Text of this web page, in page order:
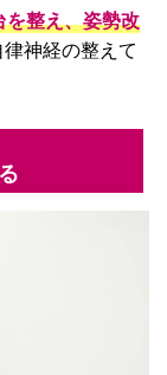
を整え、姿勢改
神経の整えて